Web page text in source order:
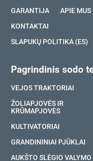
GARANTIJA
APIE MUS
KONTAKTAI
SLAPUKŲ POLITIKA (ES)
Pagrindinis sodo
VEJOS TRAKTORIAI
ŽOLIAPJOVĖS IR
KRŪMAPJOVĖS
KULTIVATORIAI
GRANDININIAI PJŪKLAI
AUKŠTO SLĖGIO VALYMO